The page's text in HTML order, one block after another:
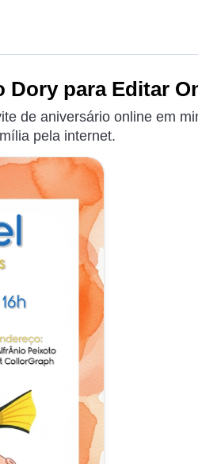
para Editar
de aniversário online em
pela internet.